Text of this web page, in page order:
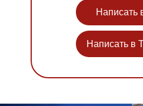
Написать
Написать в